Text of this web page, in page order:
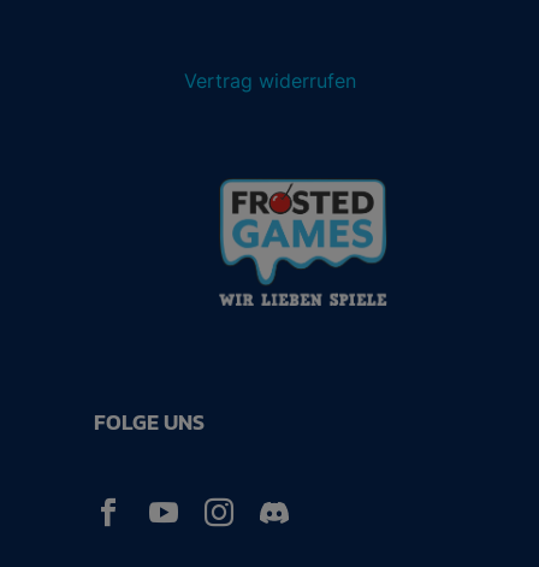
Vertrag widerrufen
FOLGE UNS
  